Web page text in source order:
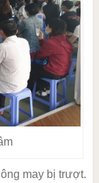
may bị trượt.